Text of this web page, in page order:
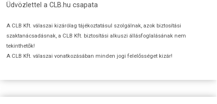
Üdvözlettel a CLB.hu csapata
A CLB Kft. válaszai kizárólag tájékoztatásul szolgálnak, azok biztosítási
szaktanácsadásnak, a CLB Kft. biztosítási alkuszi állásfoglalásának nem
tekinthetők!
A CLB Kft. válaszai vonatkozásában minden jogi felelősséget kizár!